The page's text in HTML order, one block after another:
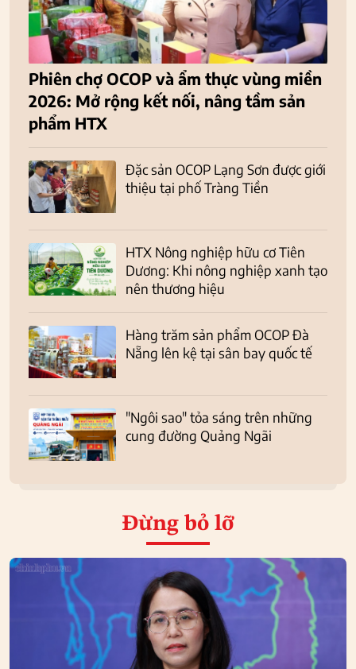
Phiên chợ OCOP và ẩm thực vùng miền
2026: Mở rộng kết nối, nâng tầm sản
phẩm HTX
Đặc sản OCOP Lạng Sơn được giới
thiệu tại phố Tràng Tiền
HTX Nông nghiệp hữu cơ Tiên
Dương: Khi nông nghiệp xanh tạo
nên thương hiệu
Hàng trăm sản phẩm OCOP Đà
Nẵng lên kệ tại sân bay quốc tế
"Ngôi sao" tỏa sáng trên những
cung đường Quảng Ngãi
Đừng bỏ lỡ